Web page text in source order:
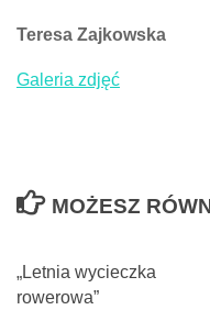
Teresa Zajkowska
Galeria zdjęć
MOŻESZ
„Letnia wycieczka
rowerowa”